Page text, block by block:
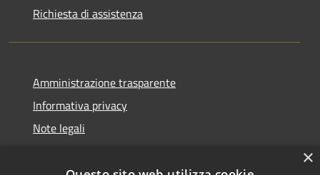
Richiesta di assistenza
Amministrazione trasparente
Informativa privacy
Note legali
×